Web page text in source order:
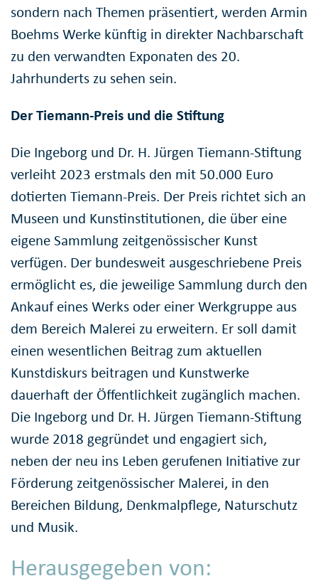
sondern nach Themen präsentiert, werden Armin
Boehms Werke künftig in direkter Nachbarschaft
zu den verwandten Exponaten des 20.
Jahrhunderts zu sehen sein.
Der Tiemann-Preis und die Stiftung
Die Ingeborg und Dr. H. Jürgen Tiemann-Stiftung
verleiht 2023 erstmals den mit 50.000 Euro
dotierten Tiemann-Preis. Der Preis richtet sich an
Museen und Kunstinstitutionen, die über eine
eigene Sammlung zeitgenössischer Kunst
verfügen. Der bundesweit ausgeschriebene Preis
ermöglicht es, die jeweilige Sammlung durch den
Ankauf eines Werks oder einer Werkgruppe aus
dem Bereich Malerei zu erweitern. Er soll damit
einen wesentlichen Beitrag zum aktuellen
Kunstdiskurs beitragen und Kunstwerke
dauerhaft der Öffentlichkeit zugänglich machen.
Die Ingeborg und Dr. H. Jürgen Tiemann-Stiftung
wurde 2018 gegründet und engagiert sich,
neben der neu ins Leben gerufenen Initiative zur
Förderung zeitgenössischer Malerei, in den
Bereichen Bildung, Denkmalpflege, Naturschutz
und Musik.
Herausgegeben von: